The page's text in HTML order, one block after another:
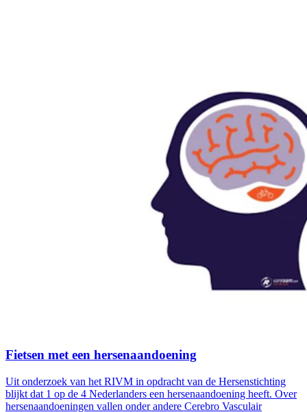
Fietsen met een hersenaandoening
Uit onderzoek van het RIVM in opdracht van de Hersenstichting
blijkt dat 1 op de 4 Nederlanders een hersenaandoening heeft. Over
hersenaandoeningen vallen onder andere Cerebro Vasculair